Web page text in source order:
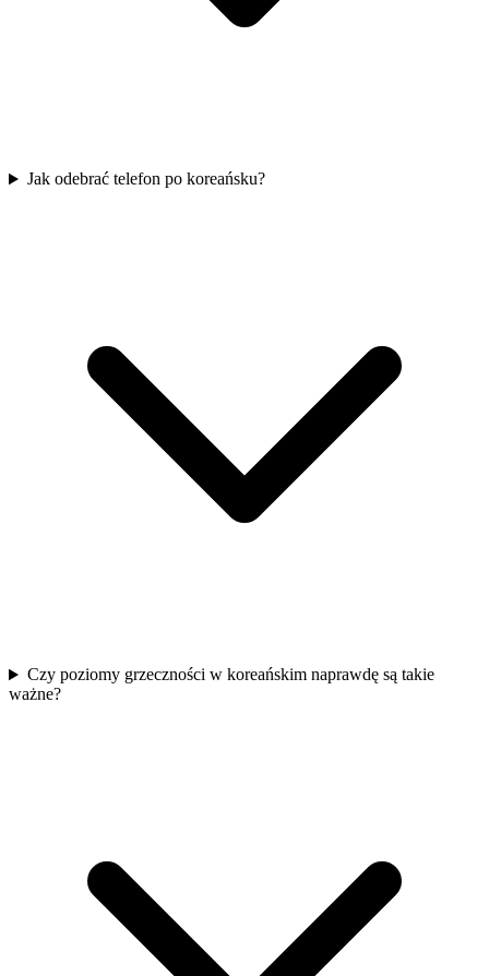
Jak odebrać telefon po koreańsku?
Czy poziomy grzeczności w koreańskim naprawdę są takie
ważne?